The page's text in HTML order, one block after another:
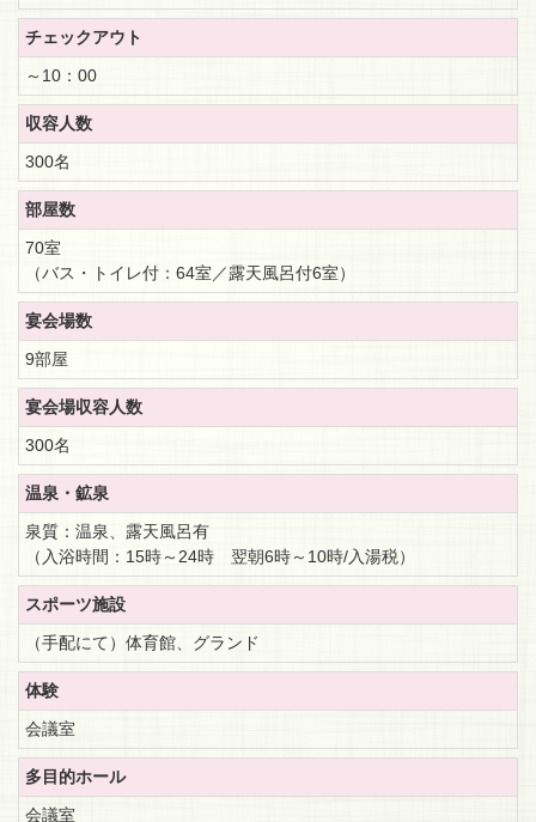
チェックアウト
～10：00
収容人数
300名
部屋数
70室
（バス・トイレ付：64室／露天風呂付6室）
宴会場数
9部屋
宴会場収容人数
300名
温泉・鉱泉
泉質：温泉、露天風呂有
（入浴時間：15時～24時 翌朝6時～10時/入湯税）
スポーツ施設
（手配にて）体育館、グランド
体験
会議室
多目的ホール
会議室